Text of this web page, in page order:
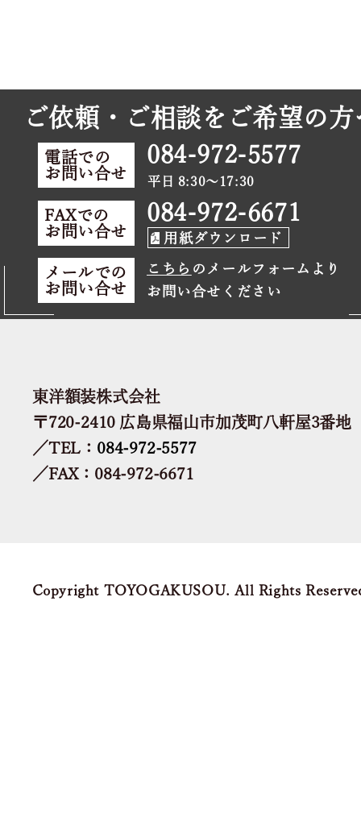
ご依頼・ご相談をご希望の方
電話での
お問い合せ
084-972-5577
平日 8:30～17:30
FAXでの
お問い合せ
084-972-6671
用紙ダウンロード
メールでの
お問い合せ
こちら のメールフォームより
お問い合せください
東洋額装株式会社
〒720-2410 広島県福山市加茂町八軒屋3番地
／TEL： 084-972-5577
／FAX：084-972-6671
Copyright TOYOGAKUSOU. All Rights